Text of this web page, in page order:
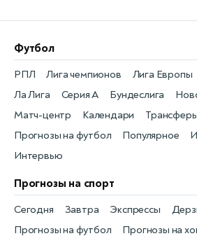
Футбол
РПЛ
Матч-центр
Лига чемпионов
Календари
Лига Европы
Прогнозы на футбол Популярное
Ла Лига Серия А
Интервью
Бундеслига
Прогнозы на спорт
Прогнозы на футбол
Сегодня
Прогнозы на
Завтра Экспрессы